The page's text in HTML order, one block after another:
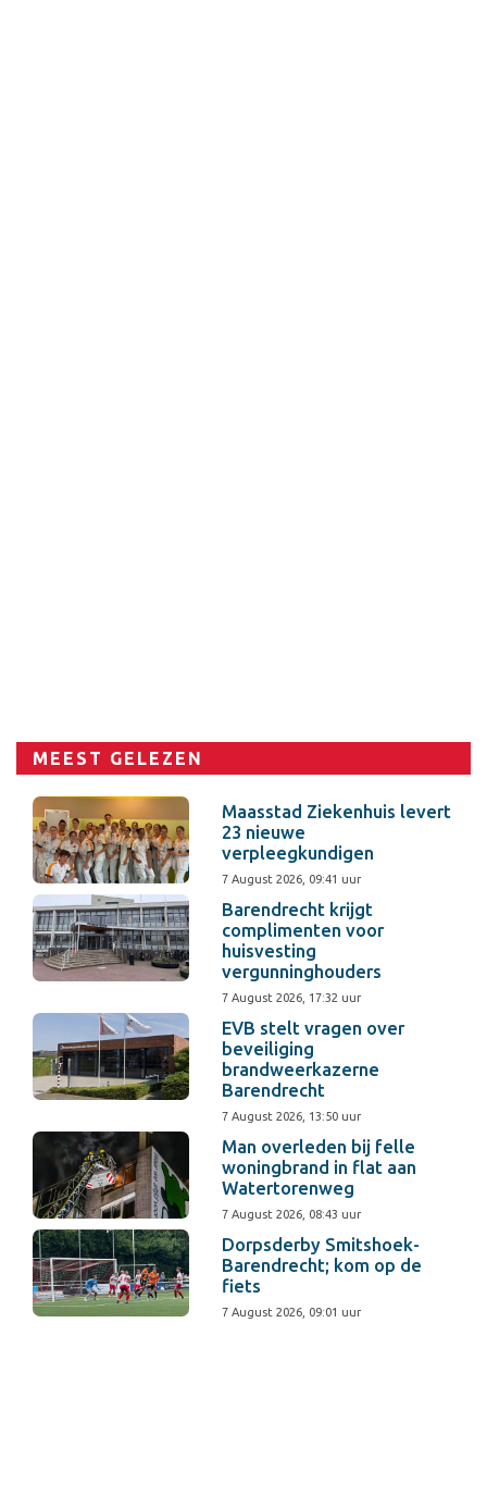
MEEST GELEZEN
Maasstad Ziekenhuis levert
23 nieuwe
verpleegkundigen
7 August 2026, 09:41 uur
Barendrecht krijgt
complimenten voor
huisvesting
vergunninghouders
7 August 2026, 17:32 uur
EVB stelt vragen over
beveiliging
brandweerkazerne
Barendrecht
7 August 2026, 13:50 uur
Man overleden bij felle
woningbrand in flat aan
Watertorenweg
7 August 2026, 08:43 uur
Dorpsderby Smitshoek-
Barendrecht; kom op de
fiets
7 August 2026, 09:01 uur